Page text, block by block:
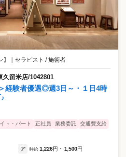
｜ セラピスト / 施術者
留米店/1042801
経験者優遇◎週3日～・１日4時
ト・パート 正社員 業務委託
交通費支給
ア 時給 1,226円 ~ 1,500円